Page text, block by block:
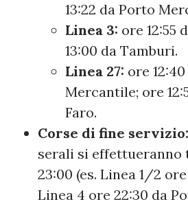
13:22 da Porto
Linea 3: ore 12:55
13:00 da Tamburi.
Linea 27: ore
Mercantile; ore
Faro.
Corse di fine servizio:
serali si effettueranno
23:00 (es. Linea 1/2
Linea 4 ore 22:30 da